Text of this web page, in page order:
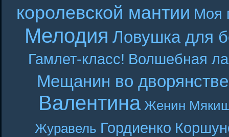
королевской мантии Моя
Мелодия Ловушка для
Гамлет-класс! Волшебная
Мещанин во дворянстве
Валентина Женин
Журавель Гордиенко